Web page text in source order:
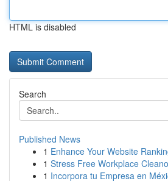
HTML is disabled
Search
Published News
1 Enhance Your Website
1 Stress Free Workplace
1 Incorpora tu Empresa en